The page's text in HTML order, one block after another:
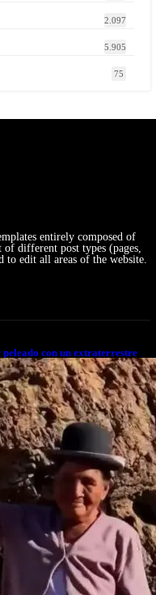
2.097
5.905
75
entirely composed of
different post types (pages,
to edit all areas of the website.
con un extraterrestre